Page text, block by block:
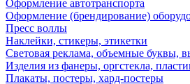
Оформление автотранспорта
Оформление (брендирование)
Пресс воллы
Наклейки, стикеры, этикетки
Световая реклама, объемные буквы,
Изделия из фанеры, оргстекла,
Плакаты, постеры, хард-постеры